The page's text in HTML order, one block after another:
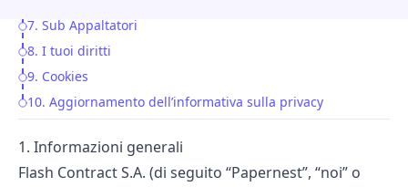
7. Sub Appaltatori
8. I tuoi diritti
9. Cookies
10. Aggiornamento dell’informativa sulla privacy
1. Informazioni generali
Flash Contract S.A. (di seguito “Papernest”, “noi” o